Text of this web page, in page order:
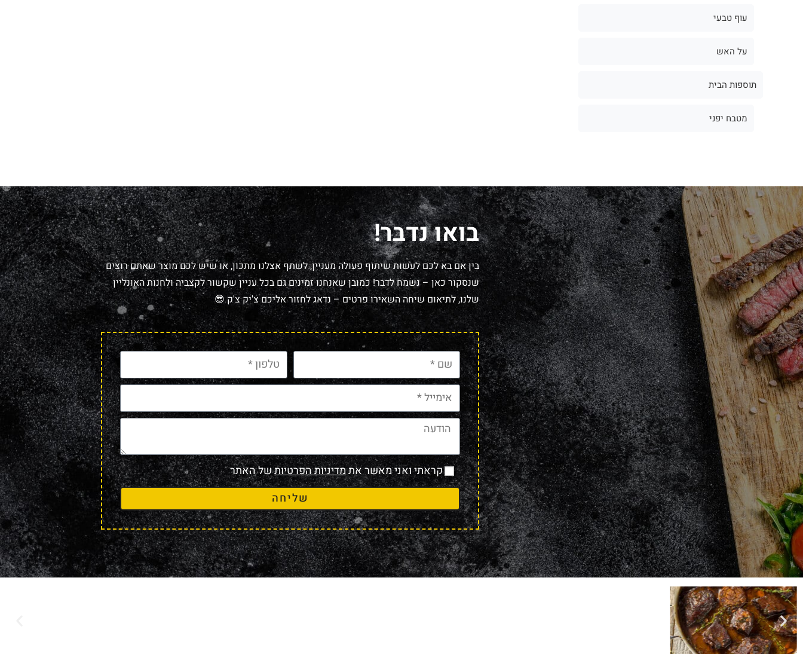
עוף טבעי
על האש
תוספות הבית
מטבח יפני
בואו נדבר!
בין אם בא לכם לעשות שיתוף פעולה מעניין, לשתף אצלנו מתכון, או שיש לכם מוצר שאתם רוצים
שנסקור כאן – נשמח לדבר! כמובן שאנחנו זמינים גם בכל עניין שקשור לקצביה ולחנות האונליין
שלנו, לתיאום שיחה השאירו פרטים – נדאג לחזור אליכם צ'יק צ'ק 😎
קראתי ואני מאשר אתמדיניות הפרטיותשל האתר
שליחה